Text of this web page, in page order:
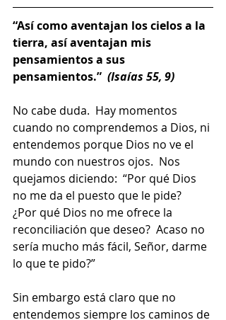
“Así como aventajan los cielos a la
tierra, así aventajan mis
pensamientos a sus
pensamientos.” (Isaías 55, 9)
No cabe duda.  Hay momentos
cuando no comprendemos a Dios, ni
entendemos porque Dios no ve el
mundo con nuestros ojos.  Nos
quejamos diciendo:  “Por qué Dios
no me da el puesto que le pide?
¿Por qué Dios no me ofrece la
reconciliación que deseo?  Acaso no
sería mucho más fácil, Señor, darme
lo que te pido?”
Sin embargo está claro que no
entendemos siempre los caminos de